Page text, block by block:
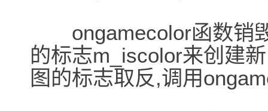
ongamecolor函数销
的标志m_iscolor来创建
图的标志取反,调用